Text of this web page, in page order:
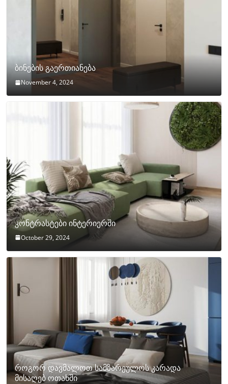
ბინების გაერთიანება
November 4, 2024
კონტრასტები ინტერიერში
October 29, 2024
როგორ დავმალოთ სამზარეულოს კარადა
მისაღებ ოთახში